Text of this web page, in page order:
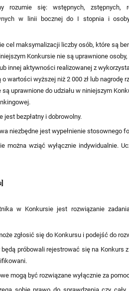
rozumie się: wstępnych, zstępnych,
w linii bocznej do I stopnia i
cel maksymalizacji liczby osób, które są
Konkursie nie są uprawnione
innej aktywności realizowanej z
o wartości wyższej niż 2 000 zł lub
są uprawnione do udziału w niniejszym
jest bezpłatny i dobrowolny.
niezbędne jest wypełnienie stosownego
można wziąć wyłącznie indywidualnie.
w Konkursie jest rozwiązanie
zgłosić się do Konkursu i podejść do
będą próbowali rejestrować się na Konkurs
mogą być rozwiązane wyłącznie za